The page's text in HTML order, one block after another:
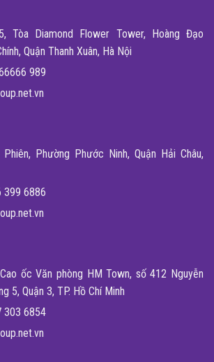
Tòa Diamond Flower Tower, Hoàng Đạo
Quận Thanh Xuân, Hà Nội
989
Phường Phước Ninh, Quận Hải Châu,
399 6886
ốc Văn phòng HM Town, số 412 Nguyễn
5, Quận 3, TP. Hồ Chí Minh
303 6854